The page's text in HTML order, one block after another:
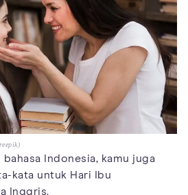
Indonesia, kamu juga
kata untuk Hari Ibu
Inggris.